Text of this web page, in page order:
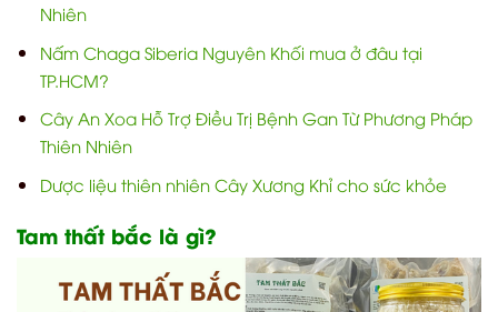
Nhiên
Nấm Chaga Siberia Nguyên Khối mua ở đâu tại
TP.HCM?
Cây An Xoa Hỗ Trợ Điều Trị Bệnh Gan Từ Phương Pháp
Thiên Nhiên
Dược liệu thiên nhiên Cây Xương Khỉ cho sức khỏe
Tam thất bắc là gì?